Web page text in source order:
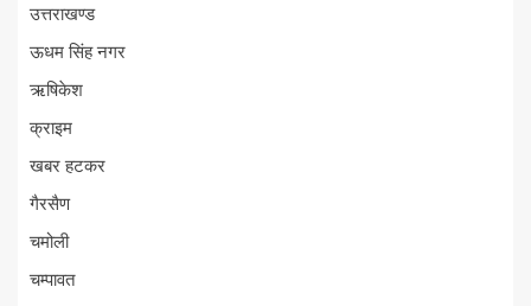
उत्तराखण्ड
ऊधम सिंह नगर
ऋषिकेश
क्राइम
खबर हटकर
गैरसैण
चमोली
चम्पावत